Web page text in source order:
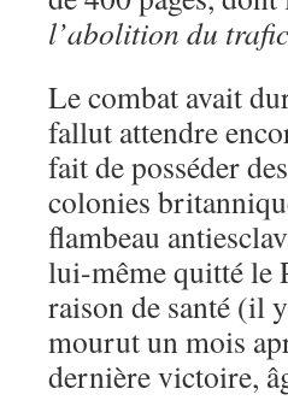
l’abolition du
Le combat avait
fallut attendre
fait de posséder
colonies
flambeau
lui-même quitté le
raison de santé (il
mourut un mois
dernière victoire,